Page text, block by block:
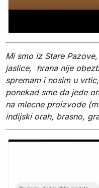
Mi smo iz Stare
jaslice, hrana nije
spremam i nosim u
ponekad sme da jede
na mlecne proizvode
indijski orah, brasno,